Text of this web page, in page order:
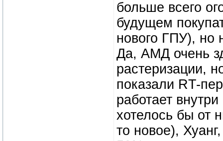
больше всего
будущем
нового ГПУ), но
Да, АМД очень
растеризации,
показали RT-
работает
хотелось бы от
то новое),